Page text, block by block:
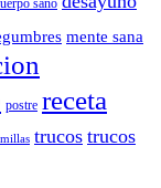
sano
mente sana
postre receta
trucos trucos